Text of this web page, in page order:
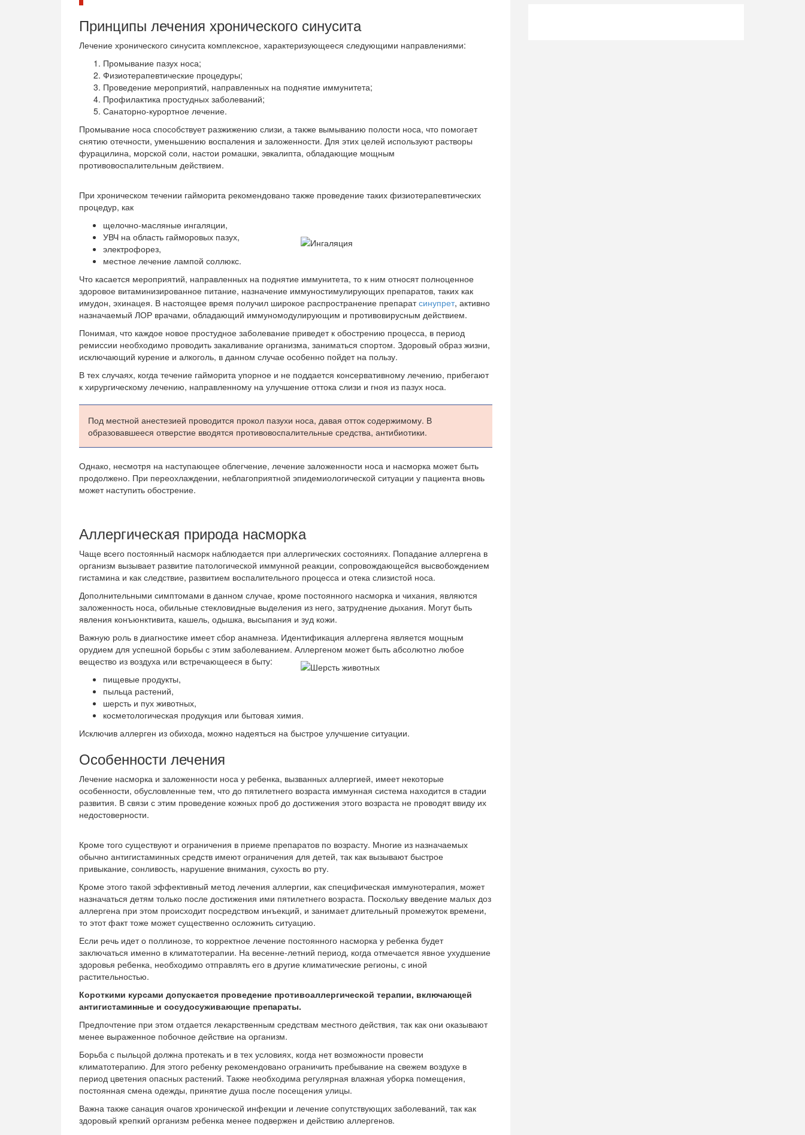
Принципы лечения хронического синусита
Лечение хронического синусита комплексное, характеризующееся следующими направлениями:
Промывание пазух носа;
Физиотерапевтические процедуры;
Проведение мероприятий, направленных на поднятие иммунитета;
Профилактика простудных заболеваний;
Санаторно-курортное лечение.
Промывание носа способствует разжижению слизи, а также вымыванию полости носа, что помогает
снятию отечности, уменьшению воспаления и заложенности. Для этих целей используют растворы
фурацилина, морской соли, настои ромашки, эвкалипта, обладающие мощным
противовоспалительным действием.
При хроническом течении гайморита рекомендовано также проведение таких физиотерапевтических
процедур, как
щелочно-масляные ингаляции,
УВЧ на область гайморовых пазух,
электрофорез,
местное лечение лампой соллюкс.
Что касается мероприятий, направленных на поднятие иммунитета, то к ним относят полноценное
здоровое витаминизированное питание, назначение иммуностимулирующих препаратов, таких как
имудон, эхинацея. В настоящее время получил широкое распространение препаратсинупрет, активно
назначаемый ЛОР врачами, обладающий иммуномодулирующим и противовирусным действием.
Понимая, что каждое новое простудное заболевание приведет к обострению процесса, в период
ремиссии необходимо проводить закаливание организма, заниматься спортом. Здоровый образ жизни,
исключающий курение и алкоголь, в данном случае особенно пойдет на пользу.
В тех случаях, когда течение гайморита упорное и не поддается консервативному лечению, прибегают
к хирургическому лечению, направленному на улучшение оттока слизи и гноя из пазух носа.
Под местной анестезией проводится прокол пазухи носа, давая отток содержимому. В
образовавшееся отверстие вводятся противовоспалительные средства, антибиотики.
Однако, несмотря на наступающее облегчение, лечение заложенности носа и насморка может быть
продолжено. При переохлаждении, неблагоприятной эпидемиологической ситуации у пациента вновь
может наступить обострение.
Аллергическая природа насморка
Чаще всего постоянный насморк наблюдается при аллергических состояниях. Попадание аллергена в
организм вызывает развитие патологической иммунной реакции, сопровождающейся высвобождением
гистамина и как следствие, развитием воспалительного процесса и отека слизистой носа.
Дополнительными симптомами в данном случае, кроме постоянного насморка и чихания, являются
заложенность носа, обильные стекловидные выделения из него, затруднение дыхания. Могут быть
явления конъюнктивита, кашель, одышка, высыпания и зуд кожи.
Важную роль в диагностике имеет сбор анамнеза. Идентификация аллергена является мощным
орудием для успешной борьбы с этим заболеванием. Аллергеном может быть абсолютно любое
вещество из воздуха или встречающееся в быту:
пищевые продукты,
пыльца растений,
шерсть и пух животных,
косметологическая продукция или бытовая химия.
Исключив аллерген из обихода, можно надеяться на быстрое улучшение ситуации.
Особенности лечения
Лечение насморка и заложенности носа у ребенка, вызванных аллергией, имеет некоторые
особенности, обусловленные тем, что до пятилетнего возраста иммунная система находится в стадии
развития. В связи с этим проведение кожных проб до достижения этого возраста не проводят ввиду их
недостоверности.
Кроме того существуют и ограничения в приеме препаратов по возрасту. Многие из назначаемых
обычно антигистаминных средств имеют ограничения для детей, так как вызывают быстрое
привыкание, сонливость, нарушение внимания, сухость во рту.
Кроме этого такой эффективный метод лечения аллергии, как специфическая иммунотерапия, может
назначаться детям только после достижения ими пятилетнего возраста. Поскольку введение малых доз
аллергена при этом происходит посредством инъекций, и занимает длительный промежуток времени,
то этот факт тоже может существенно осложнить ситуацию.
Если речь идет о поллинозе, то корректное лечение постоянного насморка у ребенка будет
заключаться именно в климатотерапии. На весенне-летний период, когда отмечается явное ухудшение
здоровья ребенка, необходимо отправлять его в другие климатические регионы, с иной
растительностью.
Короткими курсами допускается проведение противоаллергической терапии, включающей
антигистаминные и сосудосуживающие препараты.
Предпочтение при этом отдается лекарственным средствам местного действия, так как они оказывают
менее выраженное побочное действие на организм.
Борьба с пыльцой должна протекать и в тех условиях, когда нет возможности провести
климатотерапию. Для этого ребенку рекомендовано ограничить пребывание на свежем воздухе в
период цветения опасных растений. Также необходима регулярная влажная уборка помещения,
постоянная смена одежды, принятие душа после посещения улицы.
Важна также санация очагов хронической инфекции и лечение сопутствующих заболеваний, так как
здоровый крепкий организм ребенка менее подвержен и действию аллергенов.